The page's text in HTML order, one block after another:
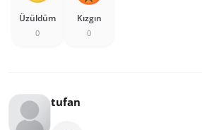
Üzüldüm
0
Kızgın
0
tufan